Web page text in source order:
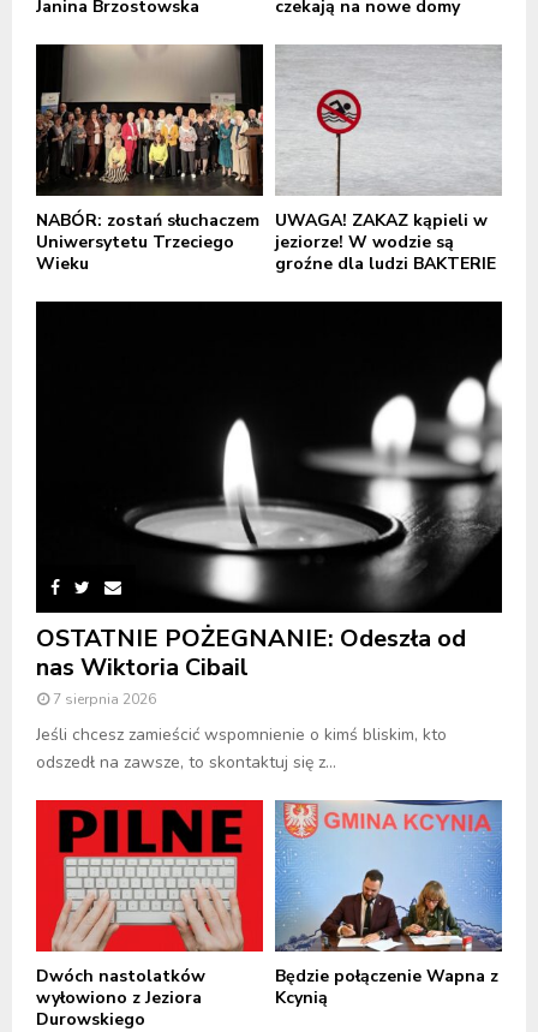
Janina Brzostowska
czekają na nowe domy
NABÓR: zostań słuchaczem
Uniwersytetu Trzeciego
Wieku
UWAGA! ZAKAZ kąpieli w
jeziorze! W wodzie są
groźne dla ludzi BAKTERIE
OSTATNIE POŻEGNANIE: Odeszła od
nas Wiktoria Cibail
7 sierpnia 2026
Jeśli chcesz zamieścić wspomnienie o kimś bliskim, kto
odszedł na zawsze, to skontaktuj się z...
Dwóch nastolatków
wyłowiono z Jeziora
Durowskiego
Będzie połączenie Wapna z
Kcynią